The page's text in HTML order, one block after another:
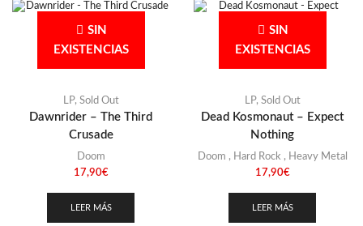
SIN
EXISTENCIAS
LP, Sold Out
Dawnrider – The Third
Crusade
Doom
17,90€
LEER MÁS
SIN
EXISTENCIAS
LP, Sold Out
Dead Kosmonaut – Expect
Nothing
Doom , Hard Rock , Heavy Metal
17,90€
LEER MÁS